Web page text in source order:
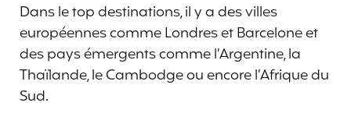
Dans le top destinations, il y a des villes
européennes comme Londres et Barcelone et
des pays émergents comme l’Argentine, la
Thaïlande, le Cambodge ou encore l’Afrique du
Sud.